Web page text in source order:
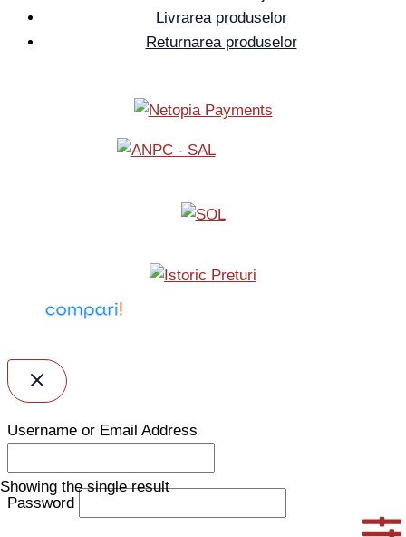
Showing the single result
Livrarea produselor
Returnarea produselor
Username or Email Address
Password